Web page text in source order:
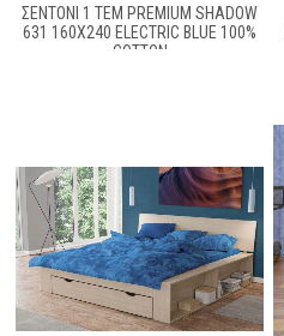
ΣΕΝΤΌΝΙ 1 ΤΕΜ PREMIUM SHADOW
631 160X240 ELECTRIC BLUE 100%
COTTON